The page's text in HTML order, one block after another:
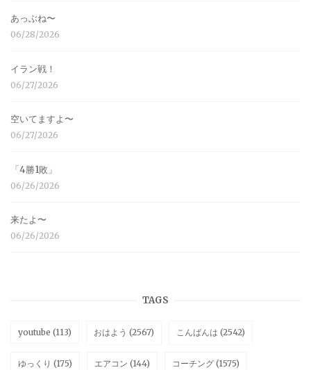
あっぶね〜
06/28/2026
イラン戦！
06/27/2026
空いてますよ〜
06/27/2026
「4勝1敗」
06/26/2026
来たよ〜
06/26/2026
TAGS
youtube (113) おはよう (2567) こんばんは (2542)
ゆっくり (175) エアコン (144) コーチング (1575)